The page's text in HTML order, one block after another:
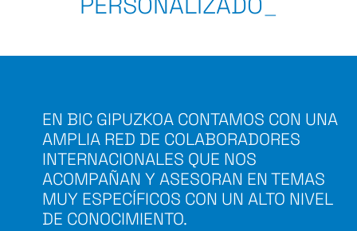
EN BIC GIPUZKOA CONTAMOS CON UNA
AMPLIA RED DE COLABORADORES
INTERNACIONALES QUE NOS
ACOMPAÑAN Y ASESORAN EN TEMAS
MUY ESPECÍFICOS CON UN ALTO NIVEL
DE CONOCIMIENTO.